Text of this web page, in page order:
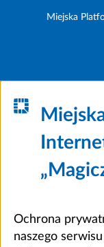
Miejska
Ochrona
naszego